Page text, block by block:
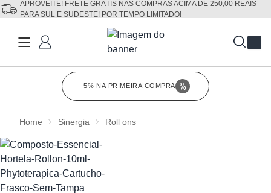
APROVEITE! FRETE GRÁTIS NAS COMPRAS ACIMA DE 250,00 REAIS
PARA SUL E SUDESTE! POR TEMPO LIMITADO!
-5% NA PRIMEIRA COMPRA
Home Sinergia Roll ons